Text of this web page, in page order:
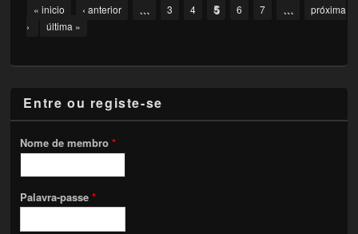
Pages« inicio ‹ anterior … 3 4 5 6 7 …
próxima
›
última »
Entre ou registe-se
Nome de membro*
Palavra-passe*